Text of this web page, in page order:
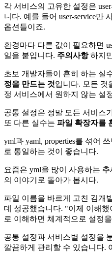
각 서비스의 고유한 설정은
니다. 예를 들어 user-service만
옵션들이죠.
환경마다 다른 값이 필요하면
일을 붙입니다. 주의사항하지
초보 개발자들이 흔히 하는 실
정을 만드는 것입니다. 모든 것
정 서비스에서 원하지 않는 설
공통 설정은 정말 모든 서비스
또 다른 실수는 파일 확장자를
yml과 yaml, properties를 섞어
로 통일하는 것이 좋습니다.
요즘은 yml을 많이 사용하는
의 이야기로 돌아가 봅시다.
파일 이름을 바르게 고친 김개
데 성공했습니다. "이제 이해
로 이해하면 체계적으로 설정
공통 설정과 서비스별 설정을
깔끔하게 관리할 수 있습니다.